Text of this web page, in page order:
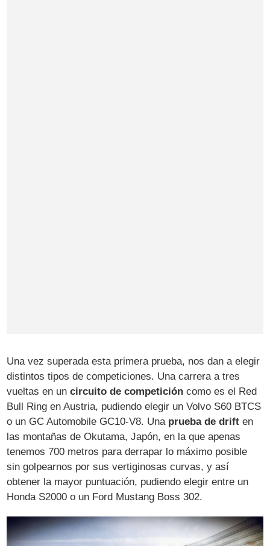
Una vez superada esta primera prueba, nos dan a elegir
distintos tipos de competiciones. Una carrera a tres
vueltas en uncircuito de competición como es el Red
Bull Ring en Austria, pudiendo elegir un Volvo S60 BTCS
o un GC Automobile GC10-V8. Una prueba de drift en
las montañas de Okutama, Japón, en la que apenas
tenemos 700 metros para derrapar lo máximo posible
sin golpearnos por sus vertiginosas curvas, y así
obtener la mayor puntuación, pudiendo elegir entre un
Honda S2000 o un Ford Mustang Boss 302.